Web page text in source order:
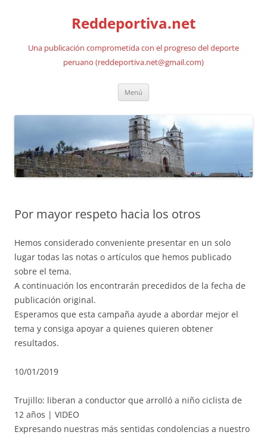
Reddeportiva.net
Una publicación comprometida con el progreso del deporte
peruano (reddeportiva.net@gmail.com)
Menú
Por mayor respeto hacia los otros
Hemos considerado conveniente presentar en un solo
lugar todas las notas o artículos que hemos publicado
sobre el tema.
A continuación los encontrarán precedidos de la fecha de
publicación original.
Esperamos que esta campaña ayude a abordar mejor el
tema y consiga apoyar a quienes quieren obtener
resultados.
10/01/2019
Trujillo: liberan a conductor que arrolló a niño ciclista de
12 años | VIDEO
Expresando nuestras más sentidas condolencias a nuestro